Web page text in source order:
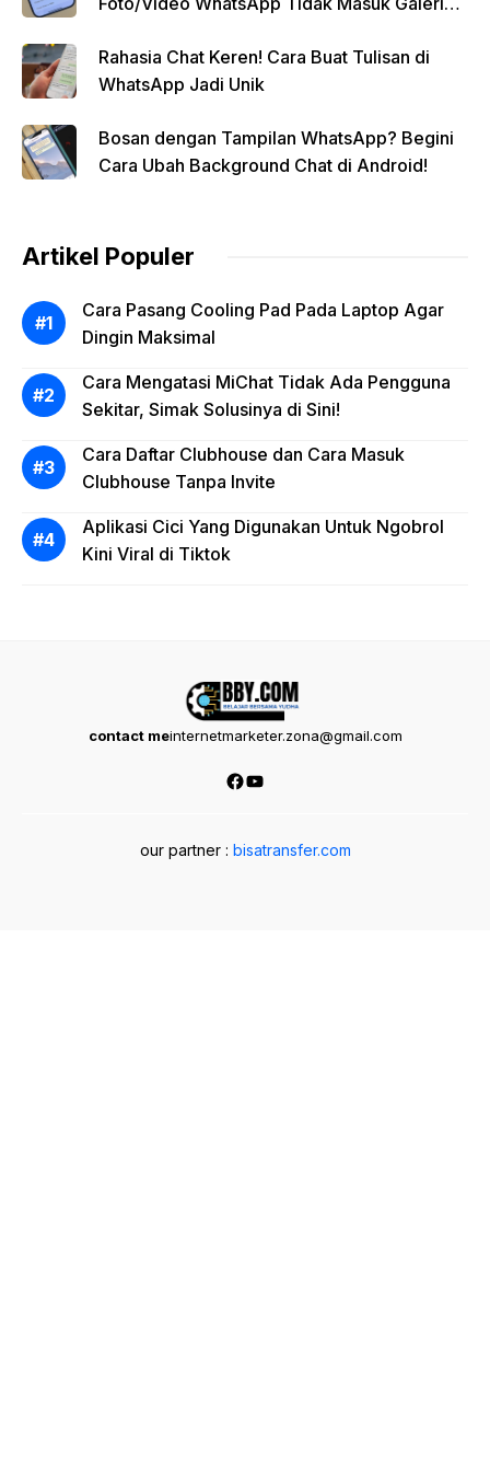
Rahasia Chat Keren! Cara Buat Tulisan di
WhatsApp Jadi Unik
Bosan dengan Tampilan WhatsApp? Begini
Cara Ubah Background Chat di Android!
Artikel Populer
Cara Pasang Cooling Pad Pada Laptop Agar
Dingin Maksimal
Cara Mengatasi MiChat Tidak Ada Pengguna
Sekitar, Simak Solusinya di Sini!
Cara Daftar Clubhouse dan Cara Masuk
Clubhouse Tanpa Invite
Aplikasi Cici Yang Digunakan Untuk Ngobrol
Kini Viral di Tiktok
contact meinternetmarketer.zona@gmail.com
Facebook
YouTube
our partner : bisatransfer.com